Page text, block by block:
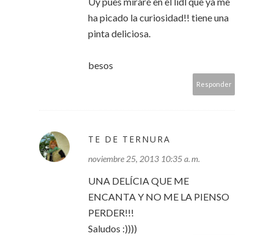
ha picado la curiosidad!! tiene una
pinta deliciosa.
besos
Responder
TE DE TERNURA
noviembre 25, 2013 10:35 a. m.
UNA DELÍCIA QUE ME
ENCANTA Y NO ME LA PIENSO
PERDER!!!
Saludos :))))